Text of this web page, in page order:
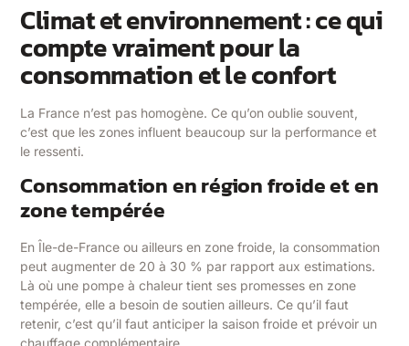
Climat et environnement : ce qui
compte vraiment pour la
consommation et le confort
La France n’est pas homogène. Ce qu’on oublie souvent,
c’est que les zones influent beaucoup sur la performance et
le ressenti.
Consommation en région froide et en
zone tempérée
En Île-de-France ou ailleurs en zone froide, la consommation
peut augmenter de 20 à 30 % par rapport aux estimations.
Là où une pompe à chaleur tient ses promesses en zone
tempérée, elle a besoin de soutien ailleurs. Ce qu’il faut
retenir, c’est qu’il faut anticiper la saison froide et prévoir un